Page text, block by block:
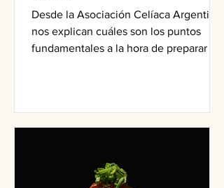
Desde la Asociación Celíaca Argentina
nos explican cuáles son los puntos
fundamentales a la hora de preparar un